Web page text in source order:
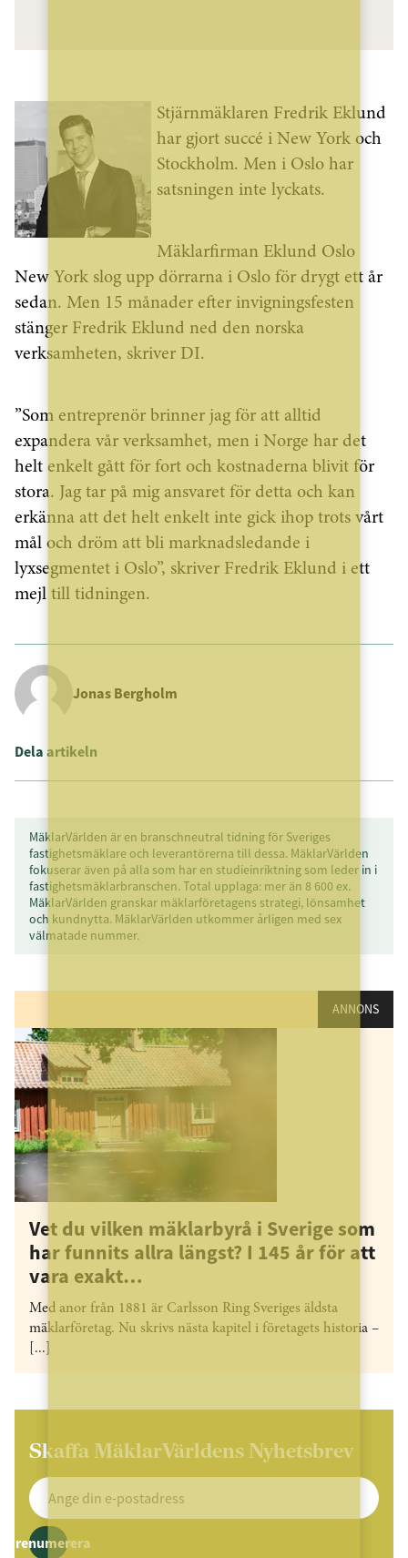
Stjärnmäklaren Fredrik Eklund
har gjort succé i New York och
Stockholm. Men i Oslo har
satsningen inte lyckats.
Mäklarfirman Eklund Oslo
New York slog upp dörrarna i Oslo för drygt ett år
sedan. Men 15 månader efter invigningsfesten
stänger Fredrik Eklund ned den norska
verksamheten, skriver DI.
”Som entreprenör brinner jag för att alltid
expandera vår verksamhet, men i Norge har det
helt enkelt gått för fort och kostnaderna blivit för
stora. Jag tar på mig ansvaret för detta och kan
erkänna att det helt enkelt inte gick ihop trots vårt
mål och dröm att bli marknadsledande i
lyxsegmentet i Oslo”, skriver Fredrik Eklund i ett
mejl till tidningen.
Jonas Bergholm
Dela artikeln
MäklarVärlden är en branschneutral tidning för Sveriges
fastighetsmäklare och leverantörerna till dessa. MäklarVärlden
fokuserar även på alla som har en studieinriktning som leder in i
fastighetsmäklarbranschen. Total upplaga: mer än 8 600 ex.
MäklarVärlden granskar mäklarföretagens strategi, lönsamhet
och kundnytta. MäklarVärlden utkommer årligen med sex
välmatade nummer.
ANNONS
Vet du vilken mäklarbyrå i Sverige som
har funnits allra längst? I 145 år för att
vara exakt…
Med anor från 1881 är Carlsson Ring Sveriges äldsta
mäklarföretag. Nu skrivs nästa kapitel i företagets historia –
[...]
Skaffa MäklarVärldens Nyhetsbrev
Prenumerera